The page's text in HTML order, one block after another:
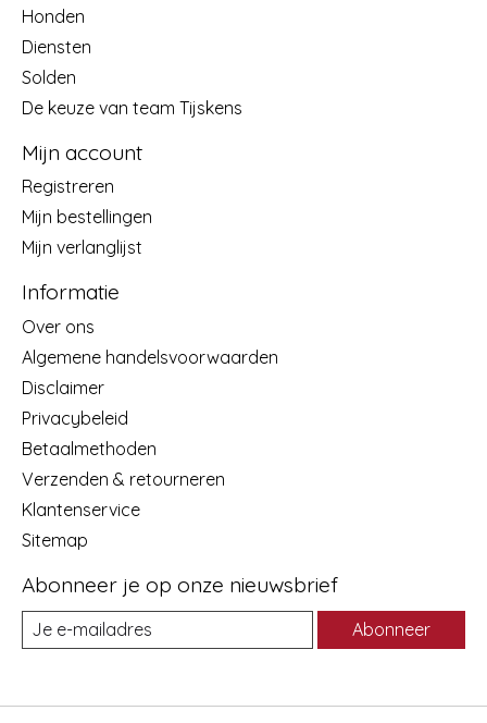
Honden
Diensten
Solden
De keuze van team Tijskens
Mijn account
Registreren
Mijn bestellingen
Mijn verlanglijst
Informatie
Over ons
Algemene handelsvoorwaarden
Disclaimer
Privacybeleid
Betaalmethoden
Verzenden & retourneren
Klantenservice
Sitemap
Abonneer je op onze nieuwsbrief
Abonneer